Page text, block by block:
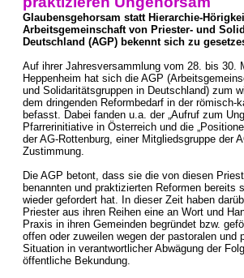
Glaubensgehorsam statt Hierarchie-
Arbeitsgemeinschaft von Priester- und
Deutschland (AGP) bekennt sich zu
Auf ihrer Jahresversammlung vom 28. bis 30.
Heppenheim hat sich die AGP
und Solidaritätsgruppen in Deutschland) zum
dem dringenden Reformbedarf in der römisch-
befasst. Dabei fanden u.a. der „Aufruf zum
Pfarrerinitiative in Österreich und die
der AG-Rottenburg, einer Mitgliedsgruppe der
Zustimmung.
Die AGP betont, dass sie die von diesen
benannten und praktizierten Reformen bereits
wieder gefordert hat. In dieser Zeit haben
Priester aus ihren Reihen eine an Wort und
Praxis in ihren Gemeinden begründet bzw.
offen oder zuweilen wegen der pastoralen und
Situation in verantwortlicher Abwägung der
öffentliche Bekundung.